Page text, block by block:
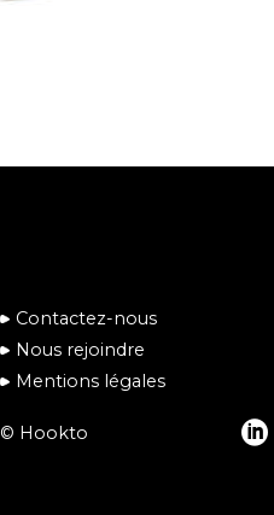
Contactez-nous
Nous rejoindre
Mentions légales
© Hookto